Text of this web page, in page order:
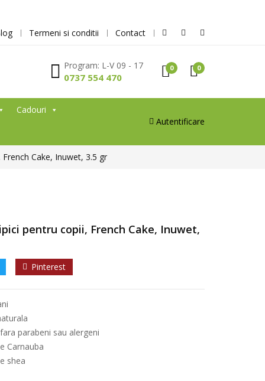
Termeni si conditii Contact
Program: L-V 09 - 17
0737 554 470
0 0
Cadouri
Autentificare
Cake, Inuwet, 3.5 gr
pentru copii, French Cake, Inuwet,
Pinterest
parabeni sau alergeni
Carnauba
shea